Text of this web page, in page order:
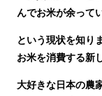
んでお米が余って
という現状を知り
お米を消費する新
大好きな日本の農